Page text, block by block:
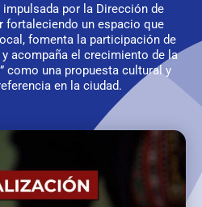
por la Dirección de
fortaleciendo un espacio que
fomenta la participación de
acompaña el crecimiento de la
como una propuesta cultural y
en la ciudad.